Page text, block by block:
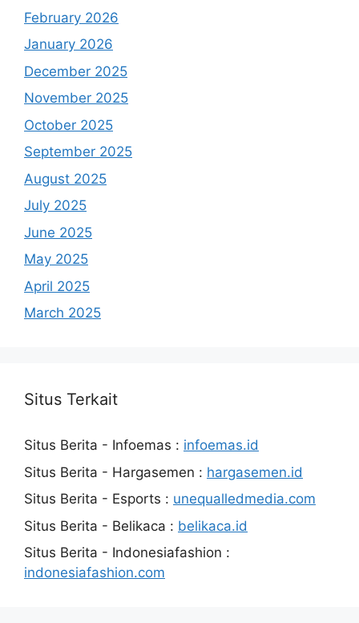
February 2026
January 2026
December 2025
November 2025
October 2025
September 2025
August 2025
July 2025
June 2025
May 2025
April 2025
March 2025
Situs Terkait
Situs Berita - Infoemas : infoemas.id
Situs Berita - Hargasemen : hargasemen.id
Situs Berita - Esports : unequalledmedia.com
Situs Berita - Belikaca : belikaca.id
Situs Berita - Indonesiafashion :
indonesiafashion.com